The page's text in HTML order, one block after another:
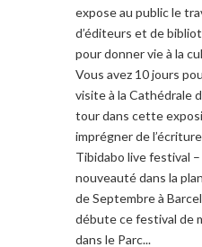
expose au public le
d’éditeurs et de
pour donner vie à la
Vous avez 10 jours
visite à la Cathédrale
tour dans cette
imprégner de
Tibidabo live festival
nouveauté dans la
de Septembre à
débute ce festival de
dans le Parc...